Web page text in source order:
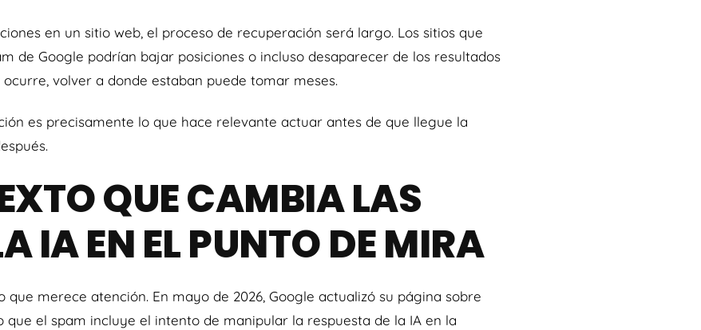
en un sitio web, el proceso de recuperación será largo. Los sitios que
de Google podrían bajar posiciones o incluso desaparecer de los resultados
volver a donde estaban puede tomar meses.
es precisamente lo que hace relevante actuar antes de que llegue la
QUE CAMBIA LAS
IA EN EL PUNTO DE MIRA
que merece atención. En mayo de 2026, Google actualizó su página sobre
que el spam incluye el intento de manipular la respuesta de la IA en la